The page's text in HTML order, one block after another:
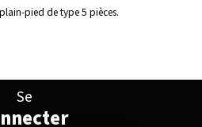
pied de type 5 pièces.
Se